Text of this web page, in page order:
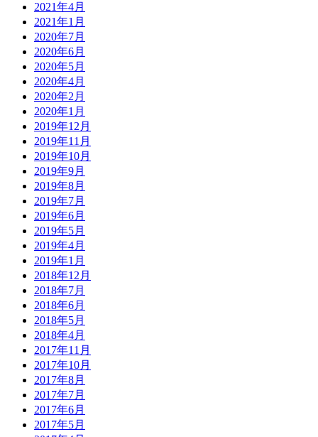
2021年4月
2021年1月
2020年7月
2020年6月
2020年5月
2020年4月
2020年2月
2020年1月
2019年12月
2019年11月
2019年10月
2019年9月
2019年8月
2019年7月
2019年6月
2019年5月
2019年4月
2019年1月
2018年12月
2018年7月
2018年6月
2018年5月
2018年4月
2017年11月
2017年10月
2017年8月
2017年7月
2017年6月
2017年5月